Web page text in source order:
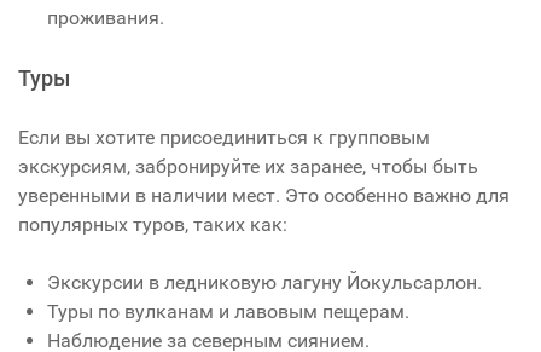
проживания.
Туры
Если вы хотите присоединиться к групповым
экскурсиям, забронируйте их заранее, чтобы быть
уверенными в наличии мест. Это особенно важно для
популярных туров, таких как:
Экскурсии в ледниковую лагуну Йокульсарлон.
Туры по вулканам и лавовым пещерам.
Наблюдение за северным сиянием.